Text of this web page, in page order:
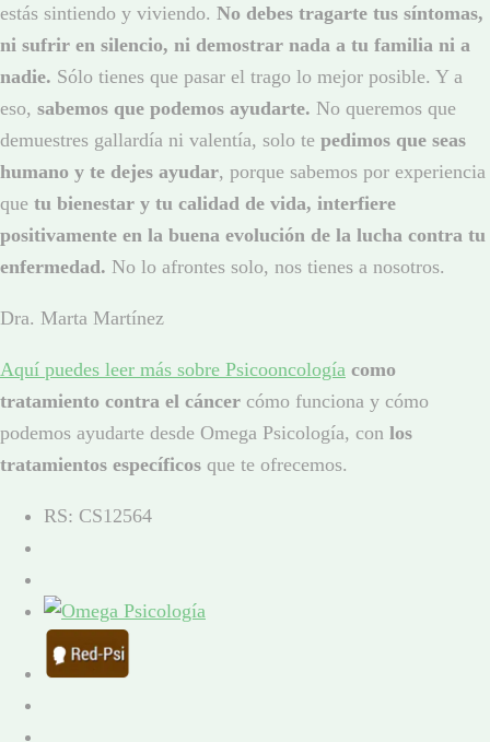
estás sintiendo y viviendo. No debes tragarte tus síntomas,
ni sufrir en silencio, ni demostrar nada a tu familia ni a
nadie. Sólo tienes que pasar el trago lo mejor posible. Y a
eso, sabemos que podemos ayudarte. No queremos que
demuestres gallardía ni valentía, solo te pedimos que seas
humano y te dejes ayudar, porque sabemos por experiencia
que tu bienestar y tu calidad de vida, interfiere
positivamente en la buena evolución de la lucha contra tu
enfermedad. No lo afrontes solo, nos tienes a nosotros.
Dra. Marta Martínez
Aquí puedes leer más sobre Psicooncología como
tratamiento contra el cáncer cómo funciona y cómo
podemos ayudarte desde Omega Psicología, con los
tratamientos específicos que te ofrecemos.
RS: CS12564